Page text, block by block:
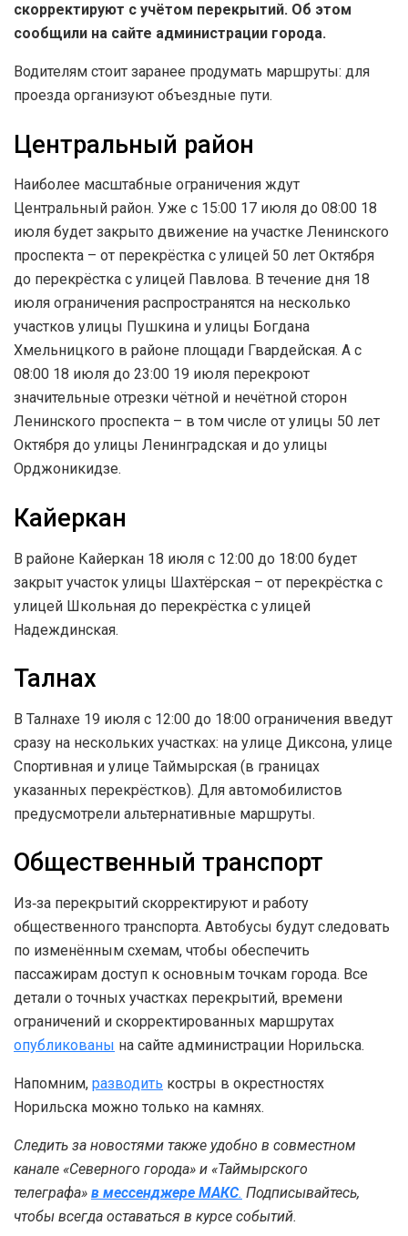
скорректируют с учётом перекрытий. Об этом
сообщили на сайте администрации города.
Водителям стоит заранее продумать маршруты: для
проезда организуют объездные пути.
Центральный район
Наиболее масштабные ограничения ждут
Центральный район. Уже с 15:00 17 июля до 08:00 18
июля будет закрыто движение на участке Ленинского
проспекта – от перекрёстка с улицей 50 лет Октября
до перекрёстка с улицей Павлова. В течение дня 18
июля ограничения распространятся на несколько
участков улицы Пушкина и улицы Богдана
Хмельницкого в районе площади Гвардейская. А с
08:00 18 июля до 23:00 19 июля перекроют
значительные отрезки чётной и нечётной сторон
Ленинского проспекта – в том числе от улицы 50 лет
Октября до улицы Ленинградская и до улицы
Орджоникидзе.
Кайеркан
В районе Кайеркан 18 июля с 12:00 до 18:00 будет
закрыт участок улицы Шахтёрская – от перекрёстка с
улицей Школьная до перекрёстка с улицей
Надеждинская.
Талнах
В Талнахе 19 июля с 12:00 до 18:00 ограничения введут
сразу на нескольких участках: на улице Диксона, улице
Спортивная и улице Таймырская (в границах
указанных перекрёстков). Для автомобилистов
предусмотрели альтернативные маршруты.
Общественный транспорт
Из‑за перекрытий скорректируют и работу
общественного транспорта. Автобусы будут следовать
по изменённым схемам, чтобы обеспечить
пассажирам доступ к основным точкам города. Все
детали о точных участках перекрытий, времени
ограничений и скорректированных маршрутах
опубликованы на сайте администрации Норильска.
Напомним, разводить костры в окрестностях
Норильска можно только на камнях.
Следить за новостями также удобно в совместном
канале «Северного города» и «Таймырского
телеграфа» в мессенджере MAКС. Подписывайтесь,
чтобы всегда оставаться в курсе событий.